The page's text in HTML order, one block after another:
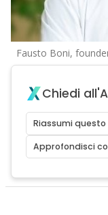
Fausto Boni,
Chiedi
Riassumi
Approfondisci